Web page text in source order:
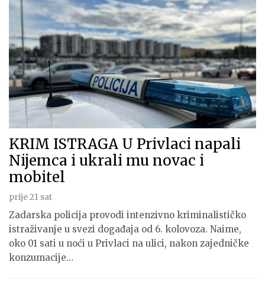
KRIM ISTRAGA U Privlaci napali
Nijemca i ukrali mu novac i
mobitel
prije 21 sat
Zadarska policija provodi intenzivno kriminalističko
istraživanje u svezi događaja od 6. kolovoza. Naime,
oko 01 sati u noći u Privlaci na ulici, nakon zajedničke
konzumacije…